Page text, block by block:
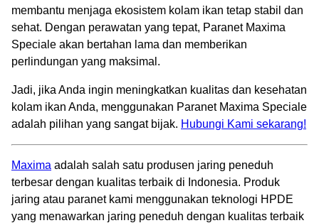
membantu menjaga ekosistem kolam ikan tetap stabil dan
sehat. Dengan perawatan yang tepat, Paranet Maxima
Speciale akan bertahan lama dan memberikan
perlindungan yang maksimal.
Jadi, jika Anda ingin meningkatkan kualitas dan kesehatan
kolam ikan Anda, menggunakan Paranet Maxima Speciale
adalah pilihan yang sangat bijak. Hubungi Kami sekarang!
Maxima adalah salah satu produsen jaring peneduh
terbesar dengan kualitas terbaik di Indonesia. Produk
jaring atau paranet kami menggunakan teknologi HPDE
yang menawarkan jaring peneduh dengan kualitas terbaik